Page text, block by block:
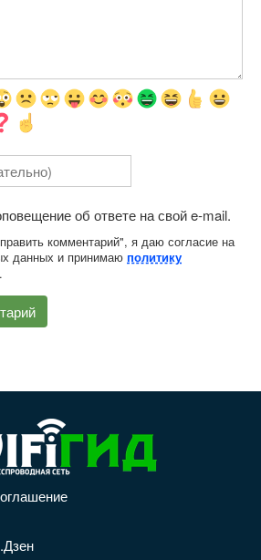
об ответе на свой e-mail.
комментарий", я даю согласие на
данных и принимаю политику
.